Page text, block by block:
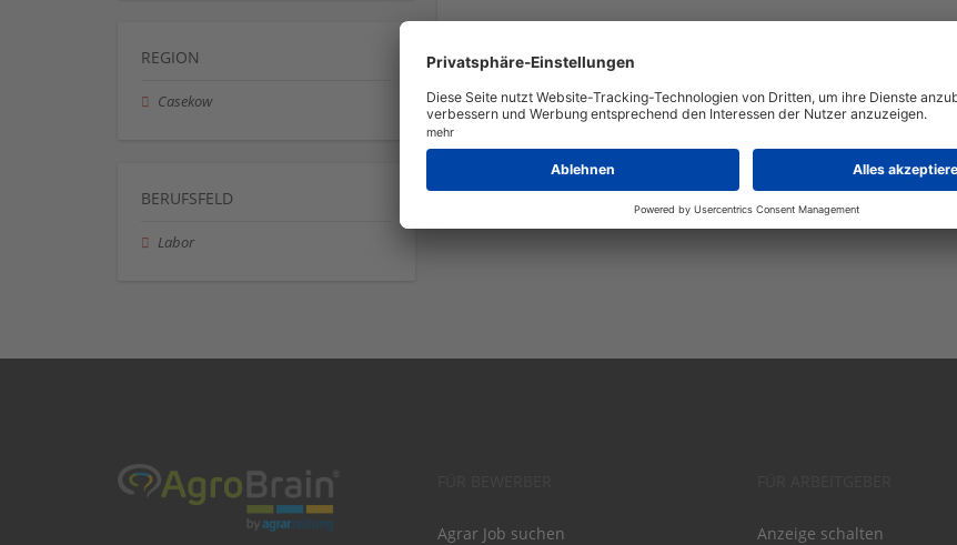
Automatisch neue Jobs per E-Mail erhalten?
REGION
Casekow
BERUFSFELD
Labor
Agrar Job suchen
Anzeige schalten